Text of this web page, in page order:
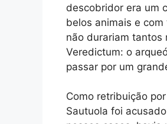
descobridor era um
belos animais e
não durariam tantos
Veredictum: o
passar por um
Como retribuição
Sautuola foi